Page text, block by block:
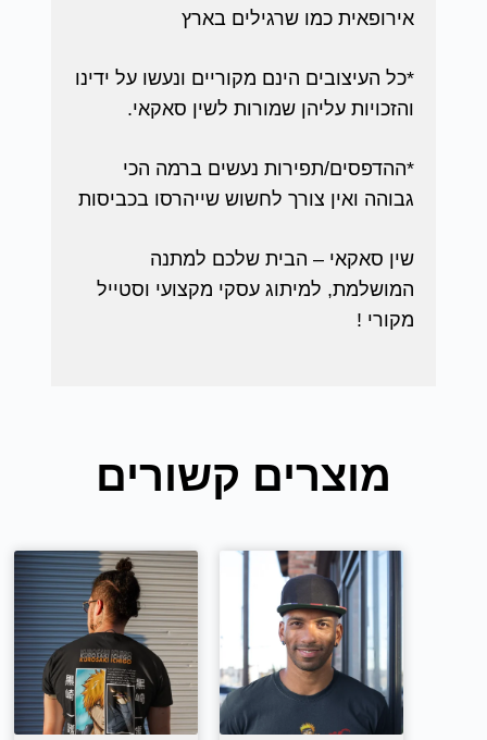
אירופאית כמו שרגילים בארץ
*כל העיצובים הינם מקוריים ונעשו על ידינו
והזכויות עליהן שמורות לשין סאקאי.
*ההדפסים/תפירות נעשים ברמה הכי
גבוהה ואין צורך לחשוש שייהרסו בכביסות
שין סאקאי – הבית שלכם למתנה
המושלמת, למיתוג עסקי מקצועי וסטייל
מקורי !
מוצרים קשורים